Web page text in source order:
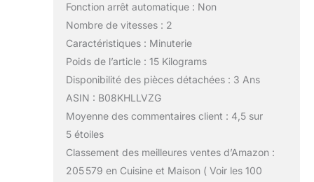
Fonction arrêt automatique : Non
Nombre de vitesses : 2
Caractéristiques : Minuterie
Poids de l’article : 15 Kilograms
Disponibilité des pièces détachées : 3 Ans
ASIN : B08KHLLVZG
Moyenne des commentaires client : 4,5 sur
5 étoiles
Classement des meilleures ventes d’Amazon :
205 579 en Cuisine et Maison ( Voir les 100